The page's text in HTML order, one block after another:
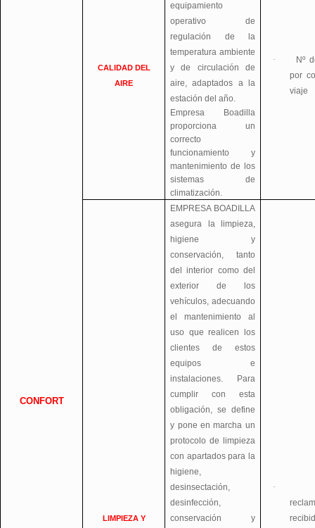
CONFORT
CALIDAD DEL
AIRE
equipamiento
operativo de
regulación de la
temperatura ambiente
y de circulación de
aire, adaptados a la
estación del año.
Empresa Boadilla
proporciona un
correcto
funcionamiento y
mantenimiento de los
sistemas de
climatización.
·
Nº
por
viaje
LIMPIEZA Y
EMPRESA BOADILLA
asegura la limpieza,
higiene y
conservación, tanto
del interior como del
exterior de los
vehículos, adecuando
el mantenimiento al
uso que realicen los
clientes de estos
equipos e
instalaciones. Para
cumplir con esta
obligación, se define
y pone en marcha un
protocolo de limpieza
con apartados para la
higiene,
desinsectación,
desinfección,
conservación y
·